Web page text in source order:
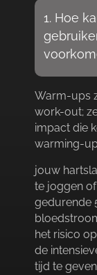
1.​ Hoe
Warm-ups
work-out;
impact die
warming-
jouw
te joggen
gedurende
het risico
de
tijd te